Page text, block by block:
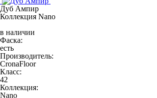
Дуб Ампир
Коллекция Nano
в наличии
Фаска:
есть
Производитель:
CronaFloor
Класс:
42
Коллекция:
Nano